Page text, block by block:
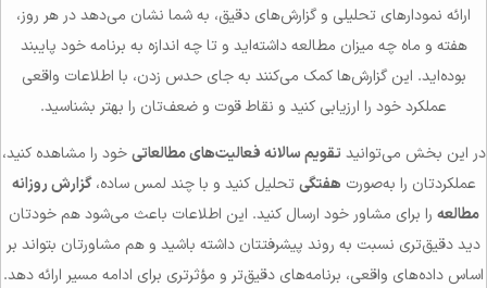
ارائه نمودارهای تحلیلی و گزارش‌های دقیق، به شما نشان می‌دهد در هر روز،
هفته و ماه چه میزان مطالعه داشته‌اید و تا چه اندازه به برنامه خود پایبند
بوده‌اید. این گزارش‌ها کمک می‌کنند به جای حدس زدن، با اطلاعات واقعی
عملکرد خود را ارزیابی کنید و نقاط قوت و ضعف‌تان را بهتر بشناسید.
در این بخش می‌توانید تقویم سالانه فعالیت‌های مطالعاتیخود را مشاهده کنید،
عملکردتان را به‌صورت هفتگیتحلیل کنید و با چند لمس ساده،گزارش روزانه
مطالعه را برای مشاور خود ارسال کنید. این اطلاعات باعث می‌شود هم خودتان
دید دقیق‌تری نسبت به روند پیشرفتتان داشته باشید و هم مشاورتان بتواند بر
اساس داده‌های واقعی، برنامه‌های دقیق‌تر و مؤثرتری برای ادامه مسیر ارائه دهد.